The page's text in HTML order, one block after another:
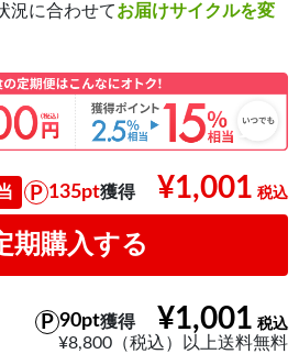
況に合わせてお届けサイクルを変
¥1,001
135pt獲得
期購入する
¥1,001
90pt獲得
¥8,800（税込）以上送料無料